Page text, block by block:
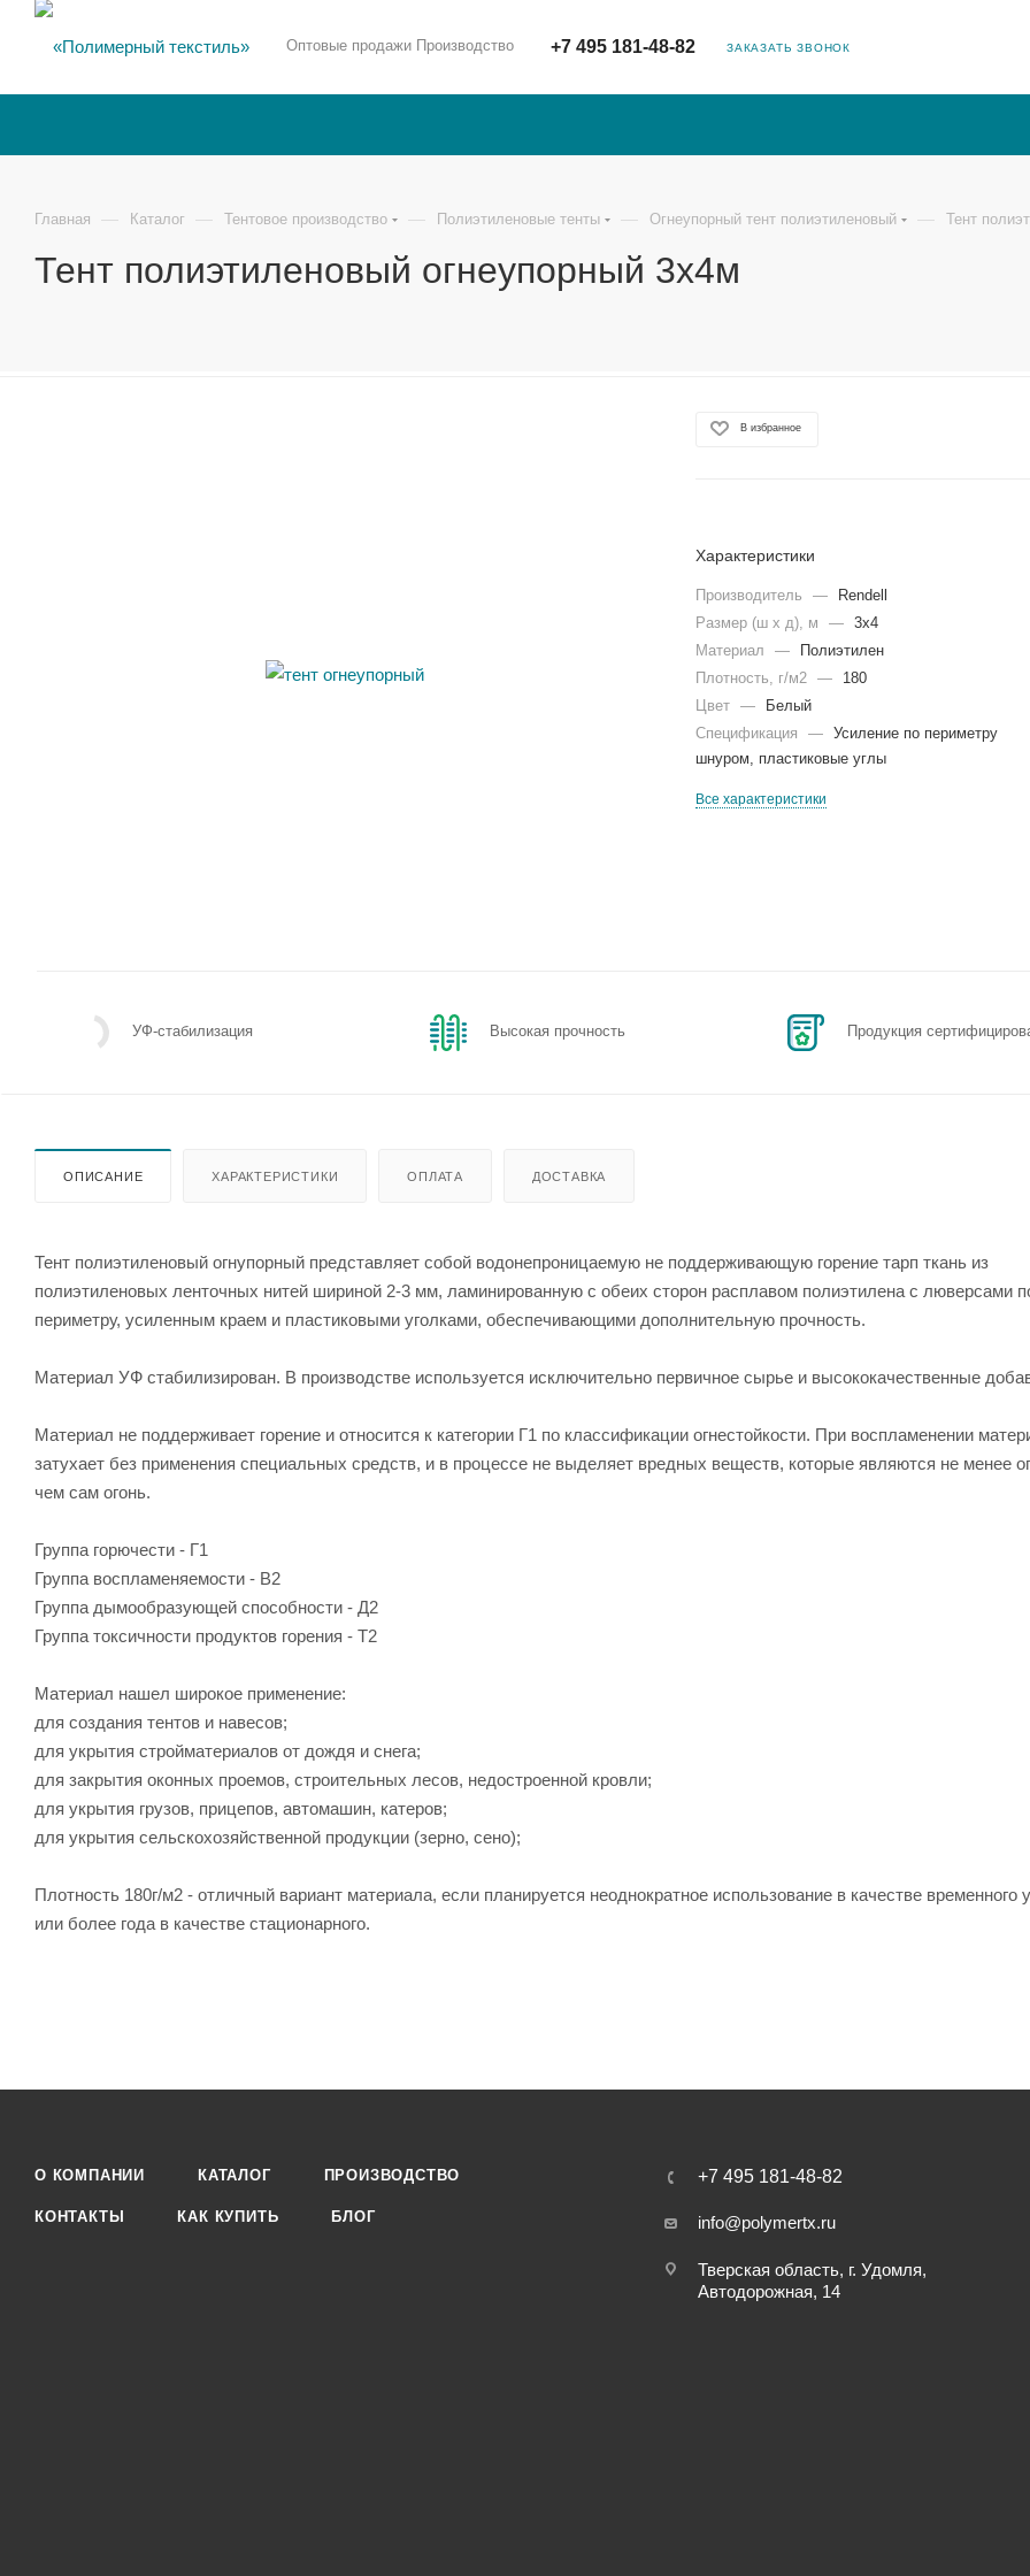
Оптовые продажи Производство +7 495 181-48-82 ЗАКАЗАТЬ ЗВОНОК
Главная — Каталог — Тентовое производство — Полиэтиленовые тенты — Огнеупорный тент полиэтиленовый — Тент
Тент полиэтиленовый огнеупорный 3х4м
В избранное
Характеристики
Производитель —
Rendell
Размер (ш х д), м
—
3х4
Материал
—
Полиэтилен
Плотность, г/м2
—
180
Цвет
—
Белый
Спецификация
—
Усиление по периметру
шнуром, пластиковые углы
Все характеристики
УФ-стабилизация Высокая прочность Продукция
ОПИСАНИЕ ХАРАКТЕРИСТИКИ ОПЛАТА ДОСТАВКА
Тент полиэтиленовый огнупорный представляет собой водонепроницаемую не поддерживающую горение тарп ткань из
полиэтиленовых ленточных нитей шириной 2-3 мм, ламинированную с обеих сторон расплавом полиэтилена с люверсами
периметру, усиленным краем и пластиковыми уголками, обеспечивающими дополнительную прочность.
Материал УФ стабилизирован. В производстве используется исключительно первичное сырье и высококачественные
Материал не поддерживает горение и относится к категории Г1 по классификации огнестойкости. При воспламенении
затухает без применения специальных средств, и в процессе не выделяет вредных веществ, которые являются не менее
чем сам огонь.
Группа горючести - Г1
Группа воспламеняемости - В2
Группа дымообразующей способности - Д2
Группа токсичности продуктов горения - Т2
Материал нашел широкое применение:
для создания тентов и навесов;
для укрытия стройматериалов от дождя и снега;
для закрытия оконных проемов, строительных лесов, недостроенной кровли;
для укрытия грузов, прицепов, автомашин, катеров;
для укрытия сельскохозяйственной продукции (зерно, сено);
Плотность 180г/м2 - отличный вариант материала, если планируется неоднократное использование в качестве временного
или более года в качестве стационарного.
О КОМПАНИИ КАТАЛОГ ПРОИЗВОДСТВО
КОНТАКТЫ КАК КУПИТЬ БЛОГ
+7 495 181-48-82
info@polymertx.ru
Тверская область, г. Удомля,
Автодорожная, 14